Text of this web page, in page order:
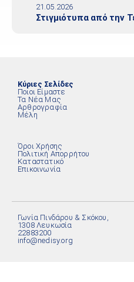
21.05.2026
Στιγμιότυπα από την
Κύριες Σελίδες
Ποιοι Είμαστε
Τα Νέα Μας
Αρθρογραφία
Μέλη
Όροι Χρήσης
Πολιτική Απορρήτου
Καταστατικό
Επικοινωνία
Γωνία Πινδάρου & Σκόκου,
1308 Λευκωσία
22883200
info@nedisy.org